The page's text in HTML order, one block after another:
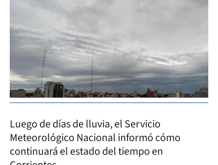
Luego de días de lluvia, el Servicio
Meteorológico Nacional informó cómo
continuará el estado del tiempo en